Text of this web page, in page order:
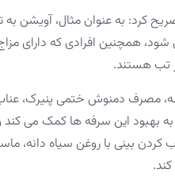
کرد: به عنوان مثال، آویشن به
همچنین افرادی که دارای
تب هستند.
مصرف دمنوش ختمی پنیرک،
به بهبود این سرفه ‌ها کمک می
کردن بینی با روغن سیاه دانه،